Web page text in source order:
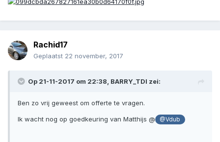
Rachid17
Geplaatst 22 november, 2017
Op 21-11-2017 om 22:38, BARRY_TDI zei:
Ben zo vrij geweest om offerte te vragen.
Ik wacht nog op goedkeuring van Matthijs @ @Vdub